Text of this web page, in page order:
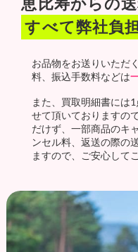
すべて弊社負担
お品物をお送りいただ
料、振込手数料などは
また、買取明細書には
せて頂いておりますの
だけず、一部商品のキ
ンセル料、返送の際の
ますので、ご安心して